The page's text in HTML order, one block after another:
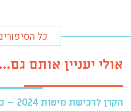
כל
אולי יעניין אותם גם...
הקרן